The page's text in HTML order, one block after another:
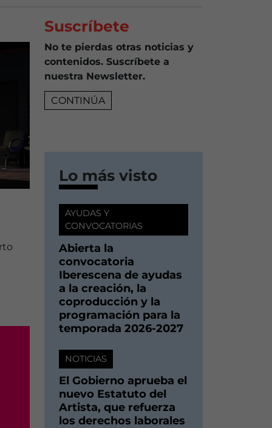
Suscríbete
No te pierdas otras noticias y
contenidos. Suscríbete a
nuestra Newsletter.
CONTINÚA
Lo más visto
AYUDAS Y
CONVOCATORIAS
Abierta la
convocatoria
Iberescena de ayudas
a la creación, la
coproducción y la
programación para la
temporada 2026-2027
NOTICIAS
El Gobierno aprueba el
nuevo Estatuto del
Artista, que refuerza
los derechos laborales